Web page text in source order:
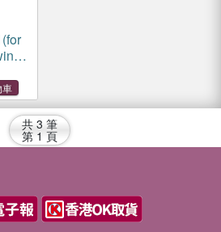
for
共 3 筆
第 1 頁